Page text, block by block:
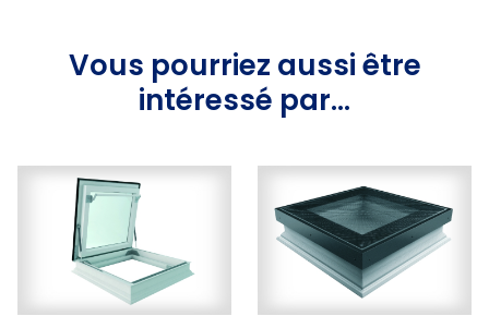
Vous pourriez aussi être
intéressé par…